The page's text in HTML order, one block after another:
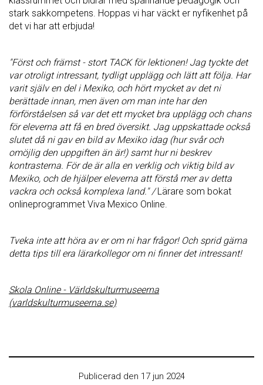
stark sakkompetens. Hoppas vi har väckt er nyfikenhet på
det vi har att erbjuda!
"Först och främst - stort TACK för lektionen! Jag tyckte det
var otroligt intressant, tydligt upplägg och lätt att följa. Har
varit själv en del i Mexiko, och hört mycket av det ni
berättade innan, men även om man inte har den
förförståelsen så var det ett mycket bra upplägg och chans
för eleverna att få en bred översikt. Jag uppskattade också
slutet då ni gav en bild av Mexiko idag (hur svår och
omöjlig den uppgiften än är!) samt hur ni beskrev
kontrasterna. För de är alla en verklig och viktig bild av
Mexiko, och de hjälper eleverna att förstå mer av detta
vackra och också komplexa land." /Lärare som bokat
onlineprogrammet Viva Mexico Online.
Tveka inte att höra av er om ni har frågor! Och sprid gärna
detta tips till era lärarkollegor om ni finner det intressant!
Skola Online - Världskulturmuseerna
(varldskulturmuseerna.se)
Publicerad den 17 jun 2024